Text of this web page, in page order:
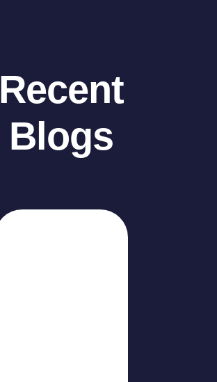
Recent
Blogs